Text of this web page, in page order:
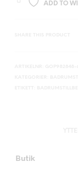
ADD TO
Butik